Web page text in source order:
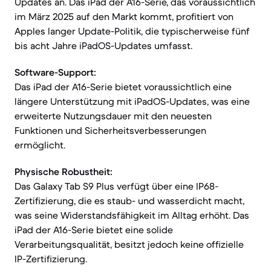
im März 2025 auf den Markt kommt, profitiert von
Apples langer Update-Politik, die typischerweise fünf
bis acht Jahre iPadOS-Updates umfasst.
Software-Support:
Das iPad der A16-Serie bietet voraussichtlich eine
längere Unterstützung mit iPadOS-Updates, was eine
erweiterte Nutzungsdauer mit den neuesten
Funktionen und Sicherheitsverbesserungen
ermöglicht.
Physische Robustheit:
Das Galaxy Tab S9 Plus verfügt über eine IP68-
Zertifizierung, die es staub- und wasserdicht macht,
was seine Widerstandsfähigkeit im Alltag erhöht. Das
iPad der A16-Serie bietet eine solide
Verarbeitungsqualität, besitzt jedoch keine offizielle
IP-Zertifizierung.